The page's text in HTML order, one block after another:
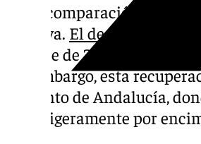
En la comparación
positiva. El desempleo en
octubre de 2024, lo que
Sin embargo, esta
conjunto de Andalucía,
sitúa ligeramente por